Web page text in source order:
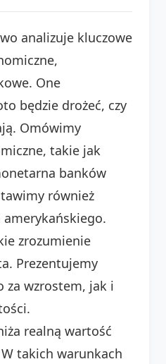
analizuje kluczowe
One
będzie drożeć, czy
Omówimy
takie jak
banków
również
amerykańskiego.
zrozumienie
Prezentujemy
za wzrostem, jak i
realną wartość
takich warunkach